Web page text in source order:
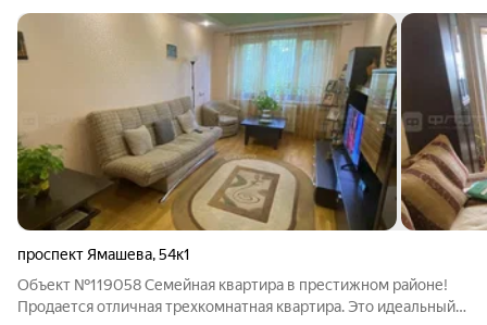
проспект Ямашева,54к1
Объект №119058 Семейная квартира в престижном районе!
Продается отличная трехкомнатная квартира. Это идеальный